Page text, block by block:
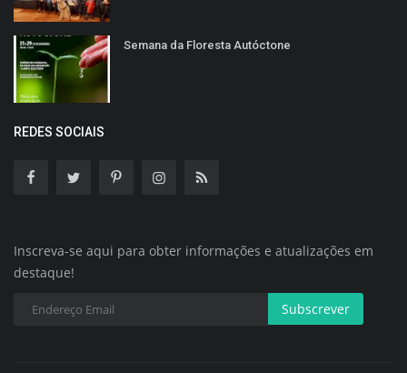
Semana da Floresta Autóctone
REDES SOCIAIS
Inscreva-se aqui para obter informações e atualizações em
destaque!
Subscrever